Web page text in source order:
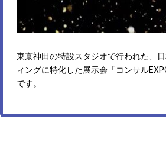
東京神田の特設スタジオで行われた、
ィングに特化した展示会「コンサル
です。